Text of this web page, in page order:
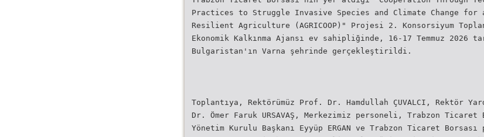
Practices to Struggle Invasive Species and Climate Change for
Resilient Agriculture (AGRICOOP)" Projesi 2. Konsorsiyum
Ekonomik Kalkınma Ajansı ev sahipliğinde, 16-17 Temmuz 2026
Bulgaristan'ın Varna şehrinde gerçekleştirildi.
Toplantıya, Rektörümüz Prof. Dr. Hamdullah ÇUVALCI, Rektör
Dr. Ömer Faruk URSAVAŞ, Merkezimiz personeli, Trabzon Ticaret
Yönetim Kurulu Başkanı Eyyüp ERGAN ve Trabzon Ticaret